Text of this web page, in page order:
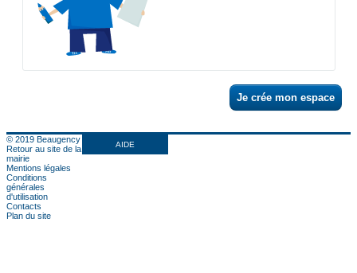
Je crée mon espace
© 2019 Beaugency
Retour au site de la
mairie
Mentions légales
Conditions
générales
d'utilisation
Contacts
Plan du site
AIDE